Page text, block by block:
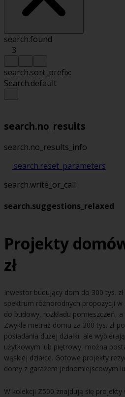
search.found
3
search.sort_prefix:
Search.default
search.no_results
search.no_results_info
search.reset_parameters
search.write_or_call
search.suggestions_relaxed
Projekty
zł
Inwestor budujący dom do 300 tys.
spektrum różnorodnych propozycji w
do budowy, rozkładu pomieszczeń,
Zwykle metraż domu za 300 tys. zł
posiadania dużej działki, ale
użytkowym lub piętrowy, można
wąskiej działce. Gotowe projekty
domy z garażem jednomiejscowym
W kolekcji Z500 znajdują się